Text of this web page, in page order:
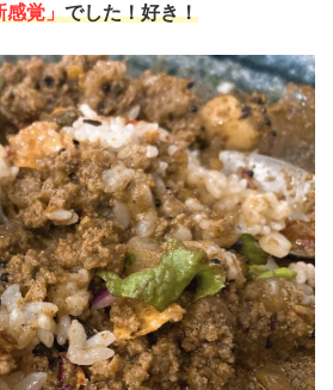
感覚」でした！好き！